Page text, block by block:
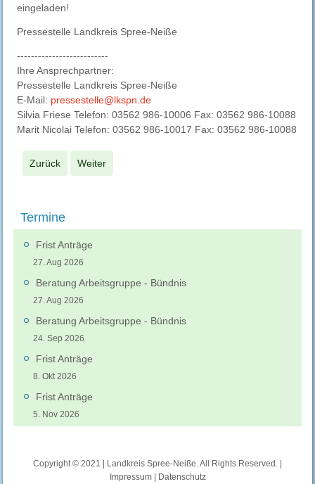
eingeladen!
Pressestelle Landkreis Spree-Neiße
--------------------------
Ihre Ansprechpartner:
Pressestelle Landkreis Spree-Neiße
E-Mail: pressestelle@lkspn.de
Silvia Friese Telefon: 03562 986-10006 Fax: 03562 986-10088
Marit Nicolai Telefon: 03562 986-10017 Fax: 03562 986-10088
Zurück Weiter
Termine
Frist Anträge
27. Aug 2026
Beratung Arbeitsgruppe - Bündnis
27. Aug 2026
Beratung Arbeitsgruppe - Bündnis
24. Sep 2026
Frist Anträge
8. Okt 2026
Frist Anträge
5. Nov 2026
Copyright © 2021 | Landkreis Spree-Neiße. All Rights Reserved. |
Impressum | Datenschutz